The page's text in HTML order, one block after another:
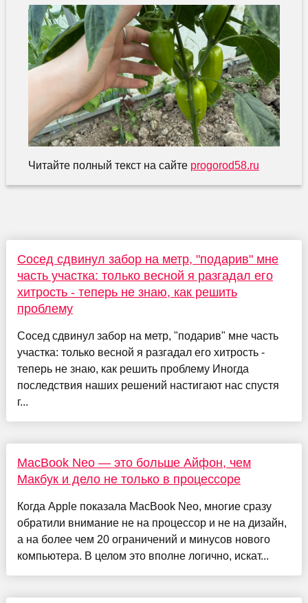
Читайте полный текст на сайте progorod58.ru
Сосед сдвинул забор на метр, "подарив" мне
часть участка: только весной я разгадал его
хитрость - теперь не знаю, как решить
проблему
Сосед сдвинул забор на метр, "подарив" мне часть
участка: только весной я разгадал его хитрость -
теперь не знаю, как решить проблему Иногда
последствия наших решений настигают нас спустя
г...
MacBook Neo — это больше Айфон, чем
Макбук и дело не только в процессоре
Когда Apple показала MacBook Neo, многие сразу
обратили внимание не на процессор и не на дизайн,
а на более чем 20 ограничений и минусов нового
компьютера. В целом это вполне логично, искат...